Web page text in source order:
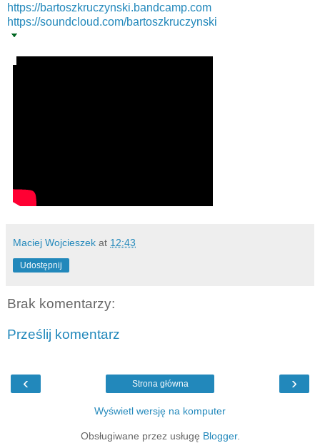
https://bartoszkruczynski.bandcamp.com
https://soundcloud.com/bartoszkruczynski
Maciej Wojcieszek at 12:43
Udostępnij
Brak komentarzy:
Prześlij komentarz
‹ ›
Strona główna
Wyświetl wersję na komputer
Obsługiwane przez usługę Blogger.